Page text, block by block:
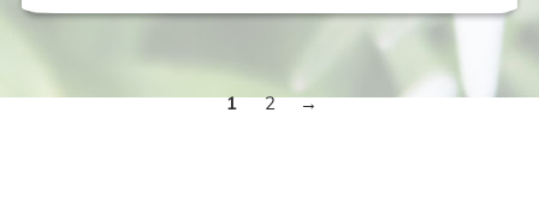
1 2